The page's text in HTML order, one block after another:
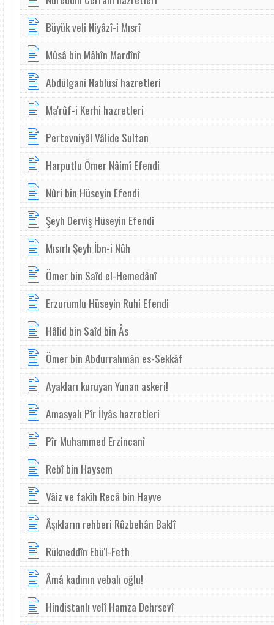
Büyük velî Niyâzî-i Mısrî
Mûsâ bin Mâhîn Mardînî
Abdülganî Nablüsî hazretleri
Ma'rûf-i Kerhi hazretleri
Pertevniyâl Vâlide Sultan
Harputlu Ömer Nâimî Efendi
Nûri bin Hüseyin Efendi
Şeyh Derviş Hüseyin Efendi
Mısırlı Şeyh İbn-i Nûh
Ömer bin Saîd el-Hemedânî
Erzurumlu Hüseyin Ruhi Efendi
Hâlid bin Saîd bin Âs
Ömer bin Abdurrahmân es-Sekkâf
Ayakları kuruyan Yunan askeri!
Amasyalı Pîr İlyâs hazretleri
Pîr Muhammed Erzincanî
Rebî bin Haysem
Vâiz ve fakîh Recâ bin Hayve
Âşıkların rehberi Rûzbehân Baklî
Rükneddîn Ebü'l-Feth
Âmâ kadının vebalı oğlu!
Hindistanlı velî Hamza Dehrsevî